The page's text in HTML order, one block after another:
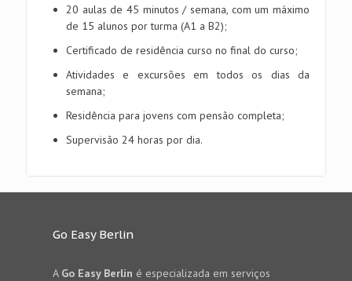
20 aulas de 45 minutos / semana, com um máximo
de 15 alunos por turma (A1 a B2);
Certificado de residência curso no final do curso;
Atividades e excursões em todos os dias da
semana;
Residência para jovens com pensão completa;
Supervisão 24 horas por dia.
Go Easy Berlin
A Go Easy Berlin é especializada em serviços